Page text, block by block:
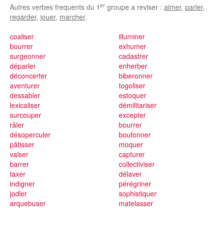
Autres verbes frequents du 1 er groupe a reviser : aimer, parler,
regarder, jouer, marcher.
coaliser
bourrer
surgeonner
déparler
déconcerter
aventurer
dessabler
lexicaliser
surcouper
illuminer
exhumer
cadastrer
enherber
biberonner
togoliser
estoquer
démilitariser
excepter
râler
désoperculer
pâtisser
valser
barrer
taxer
indigner
jodler
arquebuser
bourrer
boufonner
moquer
capturer
collectiviser
délaver
pérégriner
sophistiquer
matelasser